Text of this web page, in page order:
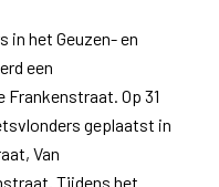
in het Geuzen- en
een
Op 31
geplaatst in
Van
Tijdens het